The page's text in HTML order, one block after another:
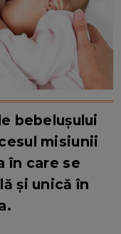
bebelușului
misiunii
în care se
și unică în